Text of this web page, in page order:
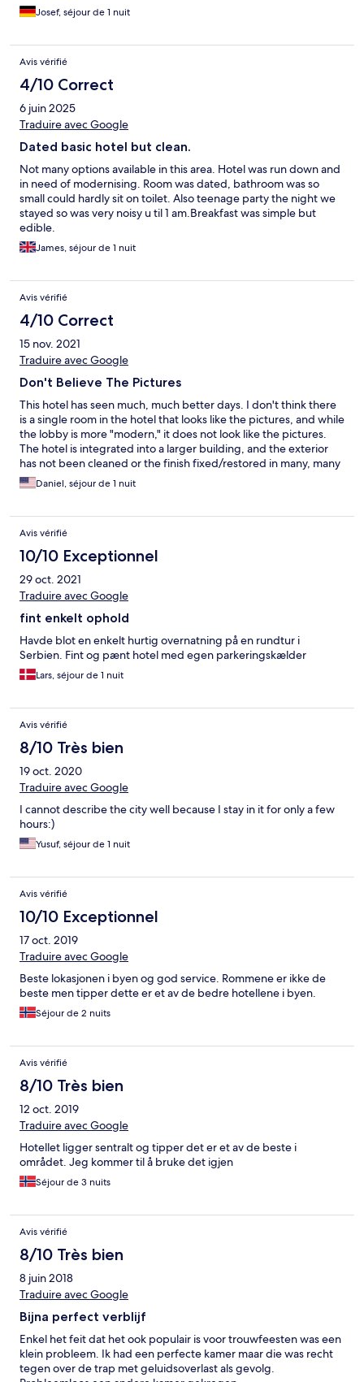
Josef, séjour de 1 nuit
Avis vérifié
4/10 Correct
6 juin 2025
Traduire avec Google
Dated basic hotel but clean.
Not many options available in this area. Hotel was run down and
in need of modernising. Room was dated, bathroom was so
small could hardly sit on toilet. Also teenage party the night we
stayed so was very noisy u til 1 am.Breakfast was simple but
edible.
James, séjour de 1 nuit
Avis vérifié
4/10 Correct
15 nov. 2021
Traduire avec Google
Don't Believe The Pictures
This hotel has seen much, much better days. I don't think there
is a single room in the hotel that looks like the pictures, and while
the lobby is more "modern," it does not look like the pictures.
The hotel is integrated into a larger building, and the exterior
has not been cleaned or the finish fixed/restored in many, many
years. I realize that Serbia allows indoor smoking. However, you
cannot just designate formerly smoked in rooms as "non-
bedding, etc. You also shouldn't put an ashtray in the room if
you want to keep it "non-smoking." The furniture was in pretty
bad shape, and the bathroom, while very clean, was not in great
shape. The breakfast buffet was ok, but the scrambled eggs
were cold. While convenient, the hotel restaurant was not that
great, and of course, it was super smokey despite having a
The front desk clerk who checked me in spoke excellent English
and was extremely helpful. The cleaning staff were also friendly
and did a great job keeping an obviously run-down hotel as
clean as possible.
Daniel, séjour de 1 nuit
Avis vérifié
10/10 Exceptionnel
29 oct. 2021
Traduire avec Google
fint enkelt ophold
Havde blot en enkelt hurtig overnatning på en rundtur i
Serbien. Fint og pænt hotel med egen parkeringskælder
Lars, séjour de 1 nuit
Avis vérifié
8/10 Très bien
19 oct. 2020
Traduire avec Google
I cannot describe the city well because I stay in it for only a few
hours:)
Yusuf, séjour de 1 nuit
Avis vérifié
10/10 Exceptionnel
17 oct. 2019
Traduire avec Google
Beste lokasjonen i byen og god service. Rommene er ikke de
beste men tipper dette er et av de bedre hotellene i byen.
Séjour de 2 nuits
Avis vérifié
8/10 Très bien
12 oct. 2019
Traduire avec Google
Hotellet ligger sentralt og tipper det er et av de beste i
området. Jeg kommer til å bruke det igjen
Séjour de 3 nuits
Avis vérifié
8/10 Très bien
8 juin 2018
Traduire avec Google
Bijna perfect verblijf
Enkel het feit dat het ook populair is voor trouwfeesten was een
klein probleem. Ik had een perfecte kamer maar die was recht
tegen over de trap met geluidsoverlast als gevolg.